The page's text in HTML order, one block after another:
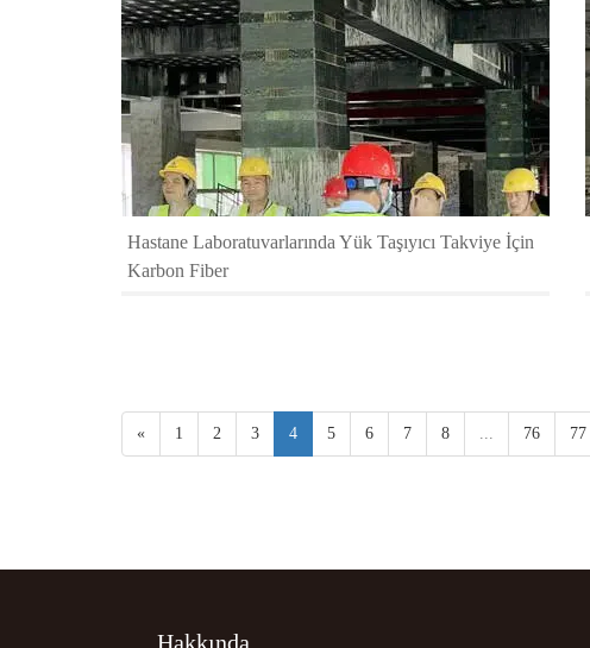
Hastane Laboratuvarlarında Yük Taşıyıcı Takviye İçin
Karbon Fiber
« 1 2 3 4 5 6 7 8 ... 76 77
Hakkında